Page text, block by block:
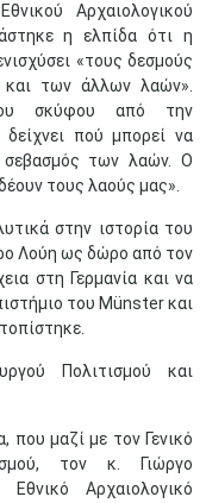
Αρχαιολογικού
η ελπίδα ότι η
«τους δεσμούς
και των άλλων λαών».
σκύφου από την
πού μπορεί να
σεβασμός των λαών. Ο
τους λαούς μας».
στην ιστορία του
Λούη ως δώρο από τον
στη Γερμανία και να
του Münster και
Πολιτισμού και
που μαζί με τον Γενικό
τον κ. Γιώργο
Αρχαιολογικό